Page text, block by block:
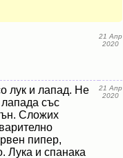
21 Апр
2020
лук и лапад. Не
със
Сложих
пипер,
Лука и спанака
21 Апр
2020